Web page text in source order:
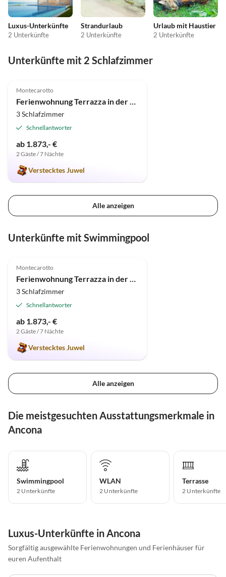
Luxus-Unterkünfte
2 Unterkünfte
Strandurlaub
2 Unterkünfte
Urlaub mit Haustier
2 Unterkünfte
Unterkünfte mit 2 Schlafzimmer
Montecarotto
Ferienwohnung Terrazza in der "Casa Montale"
3 Schlafzimmer
Schnellantworter
ab 1.873,- €
2 Gäste / 7 Nächte
Verstecktes Juwel
Alle anzeigen
Unterkünfte mit Swimmingpool
Montecarotto
Ferienwohnung Terrazza in der "Casa Montale"
3 Schlafzimmer
Schnellantworter
ab 1.873,- €
2 Gäste / 7 Nächte
Verstecktes Juwel
Alle anzeigen
Die meistgesuchten Ausstattungsmerkmale in
Ancona
Swimmingpool
2 Unterkünfte
WLAN
2 Unterkünfte
Terrasse
2 Unterkünfte
Luxus-Unterkünfte in Ancona
Sorgfältig ausgewählte Ferienwohnungen und Ferienhäuser für
euren Aufenthalt